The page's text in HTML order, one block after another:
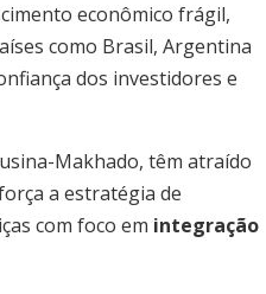
econômico frágil,
como Brasil, Argentina
dos investidores e
Makhado, têm atraído
a estratégia de
com foco em integração